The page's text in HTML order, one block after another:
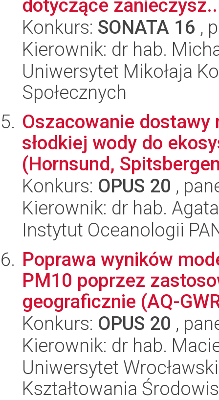
dotyczące
Konkurs: SONATA 16 ,
Kierownik: dr hab.
Uniwersytet Mikołaja
Społecznych
Oszacowanie dostawy
słodkiej wody do
(Hornsund,
Konkurs: OPUS 20 ,
Kierownik: dr hab.
Instytut Oceanologii
Poprawa wyników
PM10 poprzez
geograficznie (AQ-
Konkurs: OPUS 20 ,
Kierownik: dr hab.
Uniwersytet
Kształtowania